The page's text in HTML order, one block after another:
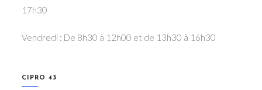
17h30
Vendredi : De 8h30 à 12h00 et de 13h30 à 16h30
CIPRO 43